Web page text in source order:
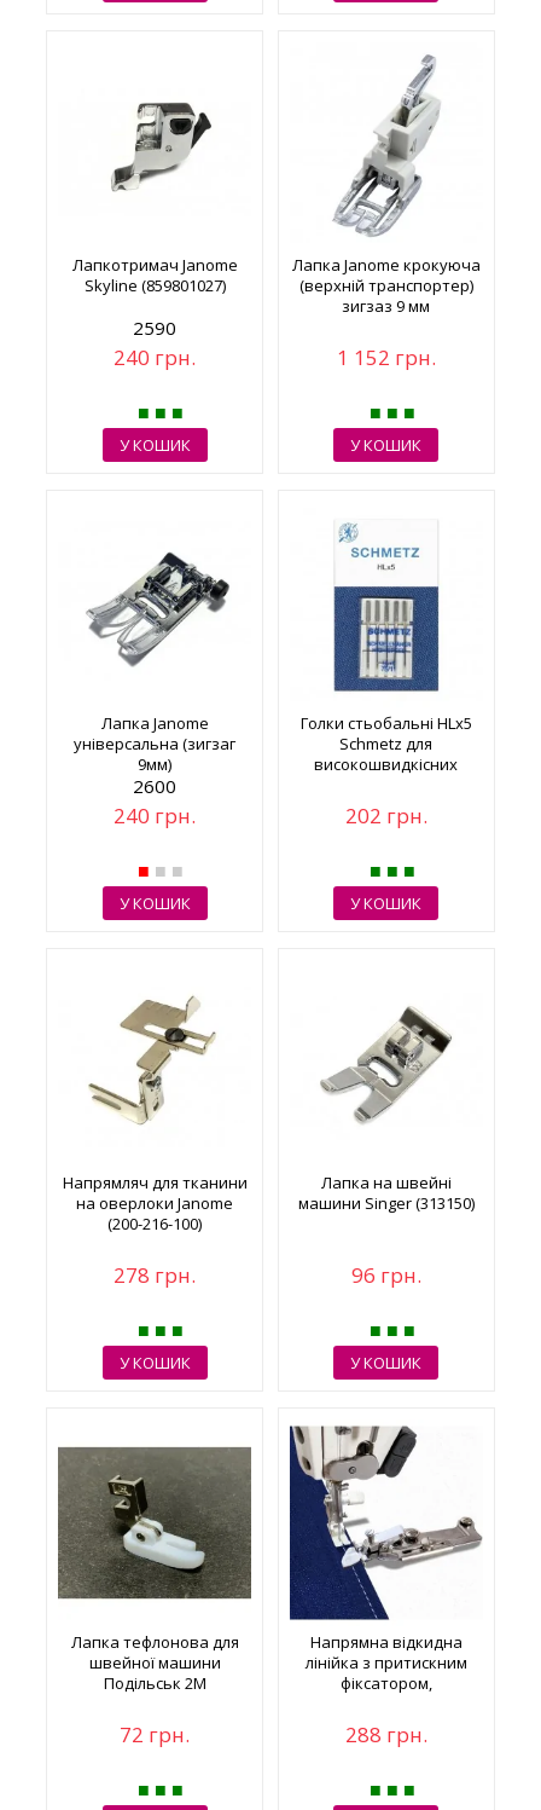
Лапкотримач Janome
Skyline (859801027)
2590
240 грн.
У КОШИК
Лапка Janome крокуюча
(верхній транспортер)
зигзаз 9 мм
1 152 грн.
У КОШИК
Лапка Janome
універсальна (зигзаг
9мм)
2600
240 грн.
У КОШИК
Голки стьобальні HLx5
Schmetz для
високошвидкісних
202 грн.
У КОШИК
Напрямляч для тканини
на оверлоки Janome
(200-216-100)
278 грн.
У КОШИК
Лапка на швейні
машини Singer (313150)
96 грн.
У КОШИК
Лапка тефлонова для
швейної машини
Подільськ 2М
72 грн.
Напрямна відкидна
лінійка з притискним
фіксатором,
288 грн.